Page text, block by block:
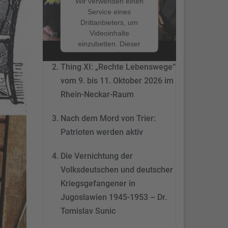
Service eines
Drittanbieters, um
Videoinhalte
einzubetten. Dieser
Service kann Daten zu
Ihren Aktivitäten
sammeln. Bitte lesen
Sie die Details durch
und stimmen Sie der
zu, um dieses Video
anzusehen.
Mehr
Informationen
Akzeptieren
powered by
Usercentrics Consent
Nach dem Mord von Trier:
Patrioten werden aktiv
Thing XI: „Rechte Lebenswege“
vom 9. bis 11. Oktober 2026 im
Rhein-Neckar-Raum
Nach dem Mord von Trier:
Patrioten werden aktiv
Die Vernichtung der
Volksdeutschen und deutscher
Kriegsgefangener in
Jugoslawien 1945-1953 – Dr.
Tomislav Sunic